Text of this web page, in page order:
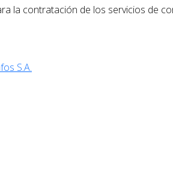
la contratación de los servicios de
S.A.